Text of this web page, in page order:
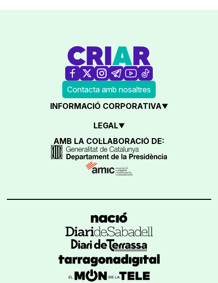
Contacta amb nosaltres
INFORMACIÓ CORPORATIVA
LEGAL
AMB LA COL·LABORACIÓ DE: